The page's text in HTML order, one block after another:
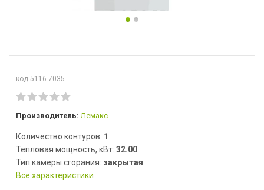
код 5116-7035
Производитель: Лемакс
Количество контуров: 1
Тепловая мощность, кВт: 32.00
Тип камеры сгорания: закрытая
Все характеристики